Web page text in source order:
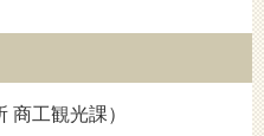
工観光課）